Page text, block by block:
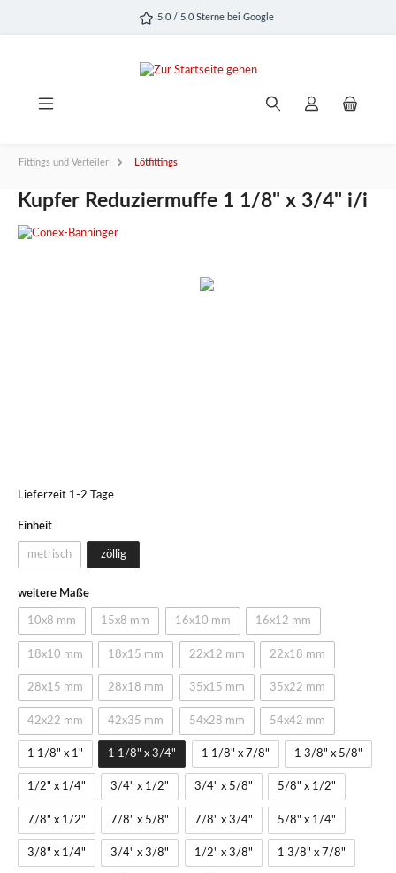
5,0 / 5,0 Sterne bei Google
Fittings und Verteiler Lötfittings
Kupfer Reduziermuffe 1 1/8" x 3/4" i/i
Lieferzeit 1-2 Tage
Einheit
metrisch zöllig
weitere Maße
10x8 mm 15x8 mm 16x10 mm 16x12 mm
18x10 mm 18x15 mm 22x12 mm 22x18 mm
28x15 mm 28x18 mm 35x15 mm 35x22 mm
42x22 mm 42x35 mm 54x28 mm 54x42 mm
1 1/8" x 1" 1 1/8" x 3/4" 1 1/8" x 7/8" 1 3/8" x 5/8"
1/2" x 1/4" 3/4" x 1/2" 3/4" x 5/8" 5/8" x 1/2"
7/8" x 1/2" 7/8" x 5/8" 7/8" x 3/4" 5/8" x 1/4"
3/8" x 1/4" 3/4" x 3/8" 1/2" x 3/8" 1 3/8" x 7/8"